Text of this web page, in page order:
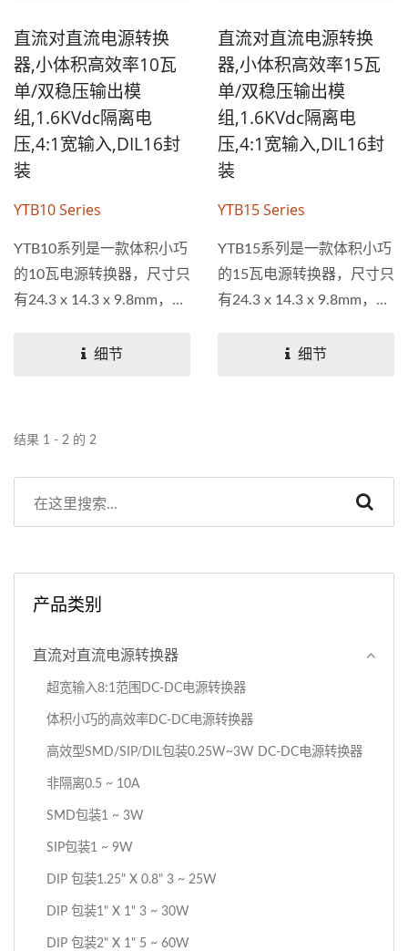
直流对直流电源转换
器,小体积高效率10瓦
单/双稳压输出模
组,1.6KVdc隔离电
压,4:1宽输入,DIL16封
装
YTB10 Series
YTB10系列是一款体积小巧
的10瓦电源转换器，尺寸只
有24.3 x 14.3 x 9.8mm，可
36V，18-75V的超宽输入电
工作温度为91°C。此型号
产品可以满足对具有高功率
密度的空间关键项目的需
DC转换器设计，具备工业
于微型DC-DC转换器，适
用于空间受限应用。产品为
节省空间的DC...
细节
直流对直流电源转换
器,小体积高效率15瓦
单/双稳压输出模
组,1.6KVdc隔离电
压,4:1宽输入,DIL16封
装
YTB15 Series
YTB15系列是一款体积小巧
的15瓦电源转换器，尺寸只
有24.3 x 14.3 x 9.8mm，可
36V，18-75V的超宽输入电
需求。 元册科技的直流对
直流电源转换器产品皆符合
RoHS认证，并且可以接受
细节
结果 1 - 2 的 2
产品类别
直流对直流电源转换器
超宽输入8:1范围DC-DC电源转换器
体积小巧的高效率DC-DC电源转换器
高效型SMD/SIP/DIL包装0.25W~3W DC-DC电源转换器
非隔离0.5 ~ 10A
SMD包装1 ~ 3W
SIP包装1 ~ 9W
DIP 包装1.25" X 0.8" 3 ~ 25W
DIP 包装1" X 1" 3 ~ 30W
DIP 包装2" X 1" 5 ~ 60W